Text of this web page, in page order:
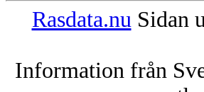
Rasdata.nuSidan
Information från